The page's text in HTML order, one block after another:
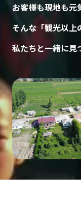
お客様も現地も元
そんな「観光以上
私たちと一緒に見